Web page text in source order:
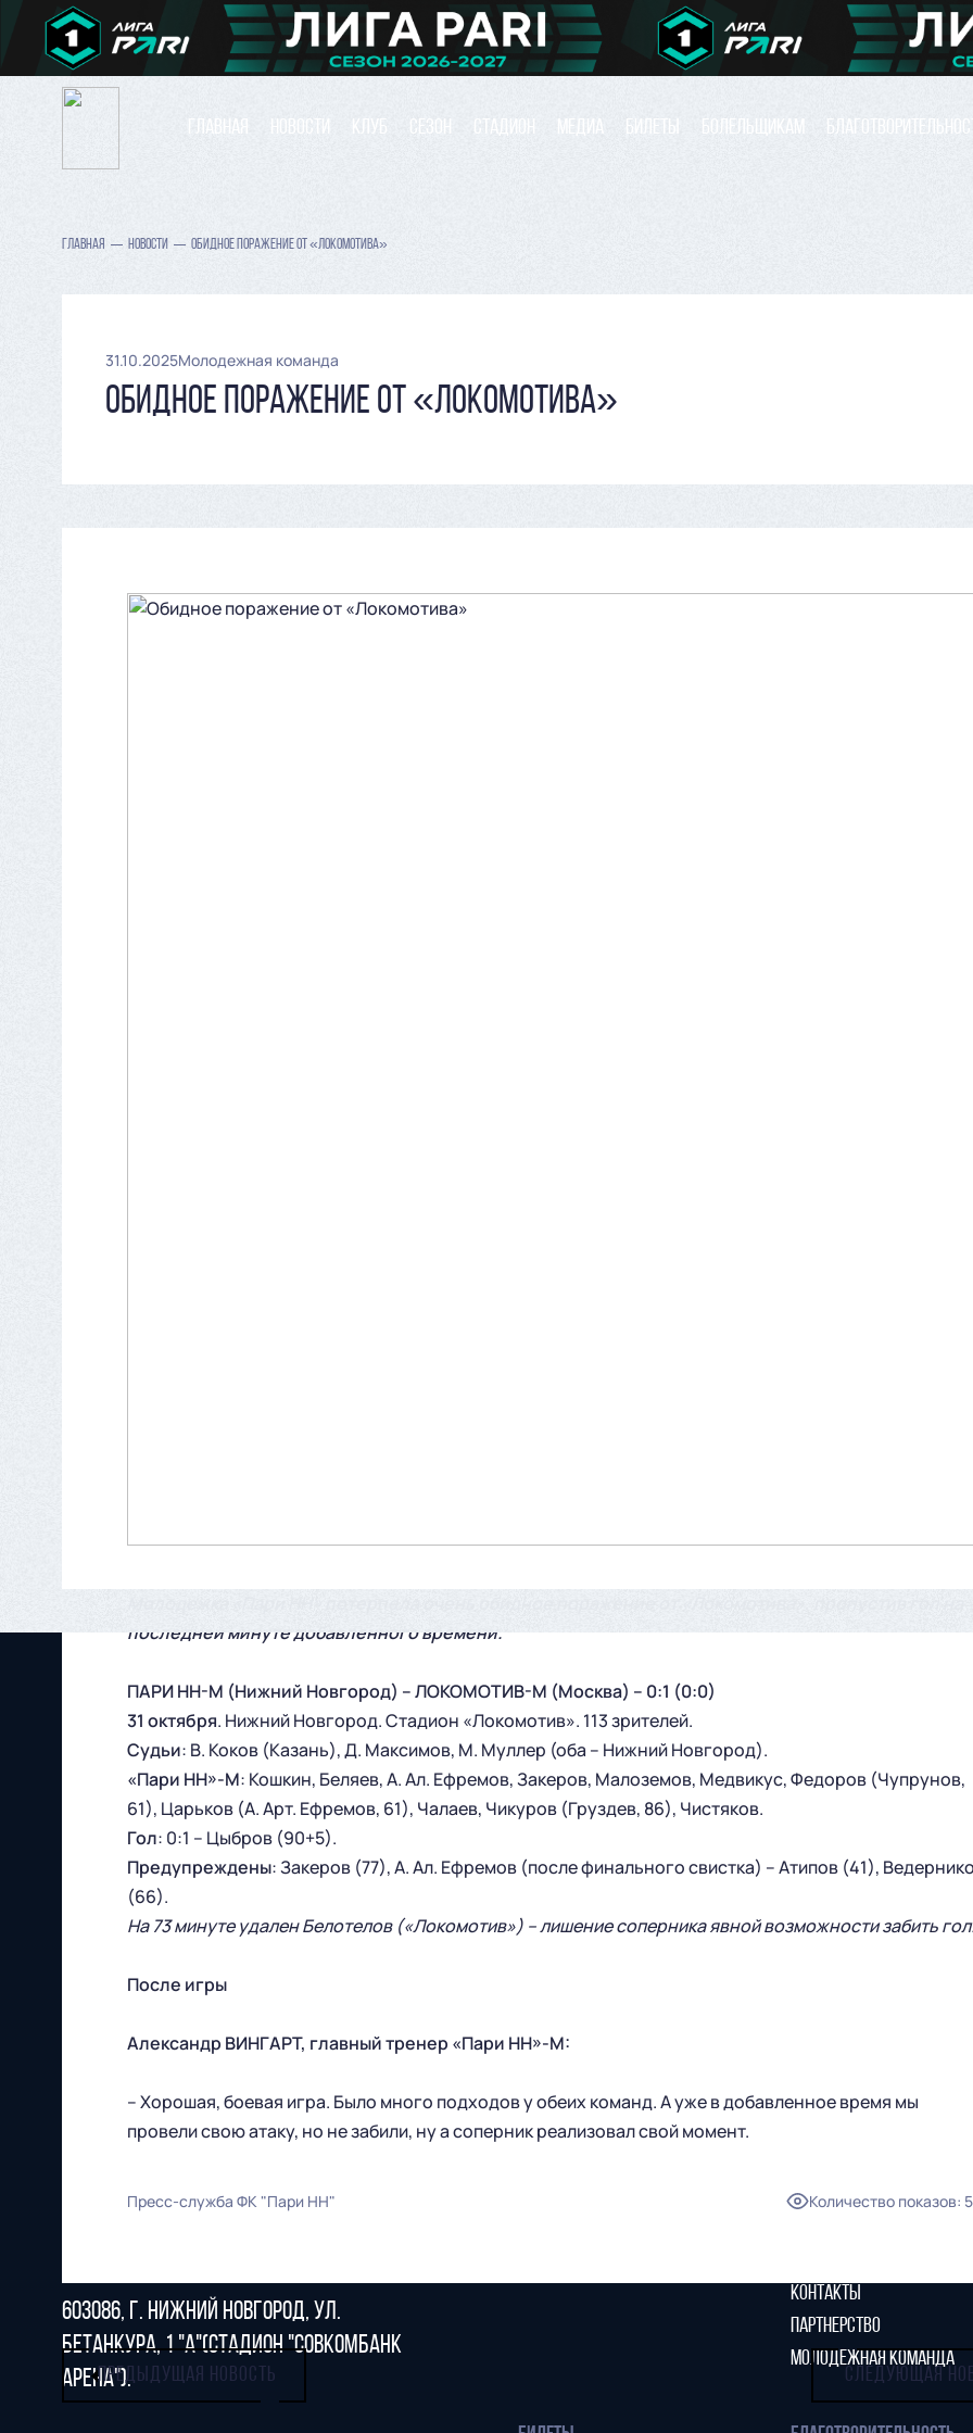
ГЛАВНАЯ НОВОСТИ КЛУБ СЕЗОН СТАДИОН МЕДИА БИЛЕТЫ БОЛЕЛЬЩИКАМ
ГЛАВНАЯ НОВОСТИ ОБИДНОЕ ПОРАЖЕНИЕ ОТ «ЛОКОМОТИВА»
31.10.2025Молодежная команда
ОБИДНОЕ ПОРАЖЕНИЕ ОТ «ЛОКОМОТИВА»
последней минуте добавленного времени.
ПАРИ НН-М (Нижний Новгород) – ЛОКОМОТИВ-М (Москва) – 0:1 (0:0)
31 октября. Нижний Новгород. Стадион «Локомотив». 113 зрителей.
Судьи: В. Коков (Казань), Д. Максимов, М. Муллер (оба – Нижний Новгород).
«Пари НН»-М: Кошкин, Беляев, А. Ал. Ефремов, Закеров, Малоземов, Медвикус, Федоров (Чупрунов,
61), Царьков (А. Арт. Ефремов, 61), Чалаев, Чикуров (Груздев, 86), Чистяков.
Гол: 0:1 – Цыбров (90+5).
Предупреждены: Закеров (77), А. Ал. Ефремов (после финального свистка) – Атипов (41),
(66).
На 73 минуте удален Белотелов («Локомотив») – лишение соперника явной возможности забить
После игры
Александр ВИНГАРТ, главный тренер «Пари НН»-М:
– Хорошая, боевая игра. Было много подходов у обеих команд. А уже в добавленное время мы
провели свою атаку, но не забили, ну а соперник реализовал свой момент.
Пресс-служба ФК "Пари НН" Количество показов:
ПРЕДЫДУЩАЯ НОВОСТЬ СЛЕДУЮЩАЯ
Футбольный клуб
Все права защищены
603086, г. Нижний Новгород, ул.
Бетанкура, 1 "А"(стадион "СОВКОМБАНК
АРЕНА").
СТАДИОН
СТАТИСТИКА
КОНТАКТЫ
ПАРТНЕРСТВО
МОЛОДЕЖНАЯ КОМАНДА